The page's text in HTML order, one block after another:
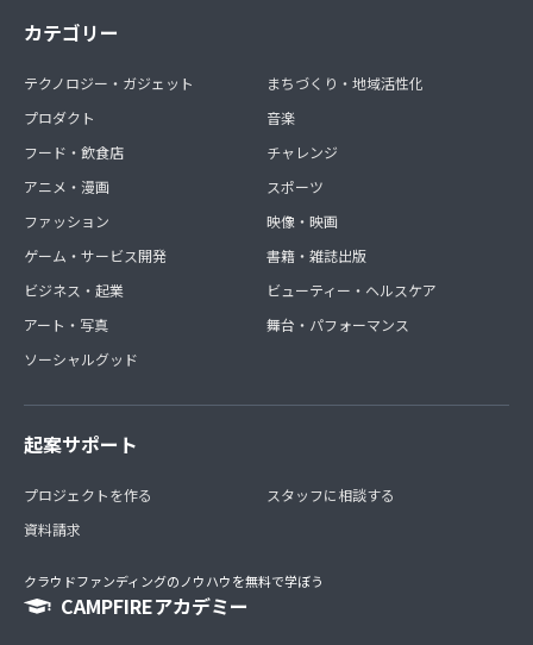
カテゴリー
テクノロジー・ガジェット
プロダクト
フード・飲食店
アニメ・漫画
ファッション
ゲーム・サービス開発
ビジネス・起業
アート・写真
ソーシャルグッド
まちづくり・地域活性化
音楽
チャレンジ
スポーツ
映像・映画
書籍・雑誌出版
ビューティー・ヘルスケア
舞台・パフォーマンス
起案サポート
プロジェクトを作る
資料請求
スタッフに相談する
クラウドファンディングのノウハウを無料で学ぼう
CAMPFIREアカデミー